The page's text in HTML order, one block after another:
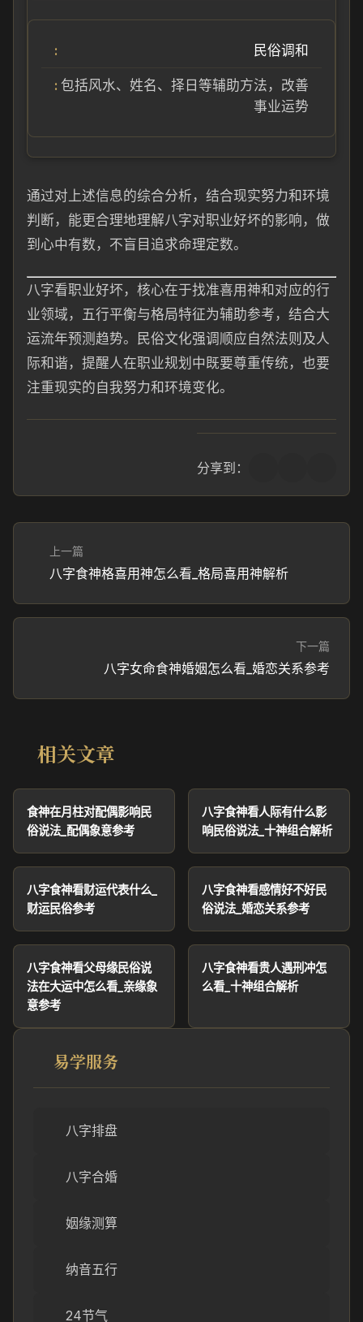
民俗调和
包括风水、姓名、择日等辅助方法，改善
事业运势
通过对上述信息的综合分析，结合现实努力和环境
判断，能更合理地理解八字对职业好坏的影响，做
到心中有数，不盲目追求命理定数。
八字看职业好坏，核心在于找准喜用神和对应的行
业领域，五行平衡与格局特征为辅助参考，结合大
运流年预测趋势。民俗文化强调顺应自然法则及人
际和谐，提醒人在职业规划中既要尊重传统，也要
注重现实的自我努力和环境变化。
分享到：
上一篇
八字食神格喜用神怎么看_格局喜用神解析
下一篇
八字女命食神婚姻怎么看_婚恋关系参考
相关文章
食神在月柱对配偶影响民
俗说法_配偶象意参考
八字食神看人际有什么影
响民俗说法_十神组合解析
八字食神看财运代表什么_
财运民俗参考
八字食神看感情好不好民
俗说法_婚恋关系参考
八字食神看父母缘民俗说
法在大运中怎么看_亲缘象
意参考
八字食神看贵人遇刑冲怎
么看_十神组合解析
易学服务
八字排盘
八字合婚
姻缘测算
纳音五行
24节气